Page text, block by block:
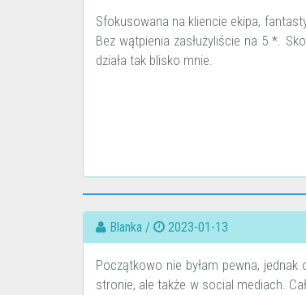
Sfokusowana na kliencie ekipa,
Bez wątpienia zasłużyliście na 5 *.
działa tak blisko mnie.
Blanka / 2023-01-13
Początkowo nie byłam pewna,
stronie, ale także w social mediach.